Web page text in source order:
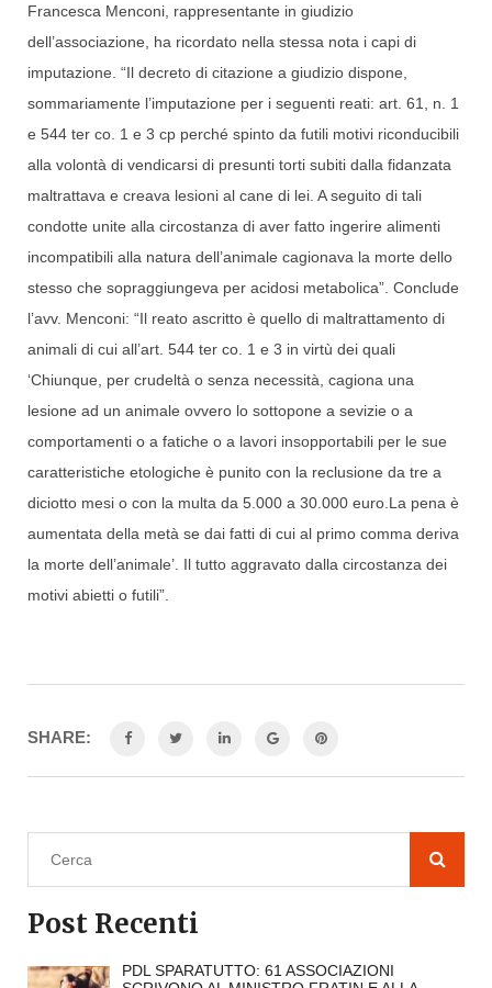
Francesca Menconi, rappresentante in giudizio
dell’associazione, ha ricordato nella stessa nota i capi di
imputazione. “Il decreto di citazione a giudizio dispone,
sommariamente l’imputazione per i seguenti reati: art. 61, n. 1
e 544 ter co. 1 e 3 cp perché spinto da futili motivi riconducibili
alla volontà di vendicarsi di presunti torti subiti dalla fidanzata
maltrattava e creava lesioni al cane di lei. A seguito di tali
condotte unite alla circostanza di aver fatto ingerire alimenti
incompatibili alla natura dell’animale cagionava la morte dello
stesso che sopraggiungeva per acidosi metabolica”. Conclude
l’avv. Menconi: “Il reato ascritto è quello di maltrattamento di
animali di cui all’art. 544 ter co. 1 e 3 in virtù dei quali
‘Chiunque, per crudeltà o senza necessità, cagiona una
lesione ad un animale ovvero lo sottopone a sevizie o a
comportamenti o a fatiche o a lavori insopportabili per le sue
caratteristiche etologiche è punito con la reclusione da tre a
diciotto mesi o con la multa da 5.000 a 30.000 euro.La pena è
aumentata della metà se dai fatti di cui al primo comma deriva
la morte dell’animale’. Il tutto aggravato dalla circostanza dei
motivi abietti o futili”.
SHARE:
Post Recenti
PDL SPARATUTTO: 61 ASSOCIAZIONI